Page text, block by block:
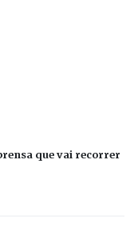
que vai recorrer